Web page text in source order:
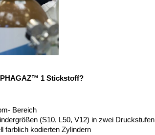
1 Stickstoff?
Bereich
(S10, L50, V12) in zwei Druckstufen
farblich kodierten Zylindern